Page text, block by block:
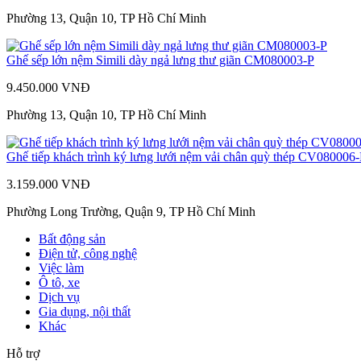
Phường 13, Quận 10, TP Hồ Chí Minh
Ghế sếp lớn nệm Simili dày ngả lưng thư giãn CM080003-P
9.450.000 VNĐ
Phường 13, Quận 10, TP Hồ Chí Minh
Ghế tiếp khách trình ký lưng lưới nệm vải chân quỳ thép
3.159.000 VNĐ
Phường Long Trường, Quận 9, TP Hồ Chí Minh
Bất động sản
Điện tử, công nghệ
Việc làm
Ô tô, xe
Dịch vụ
Gia dụng, nội thất
Khác
Hỗ trợ